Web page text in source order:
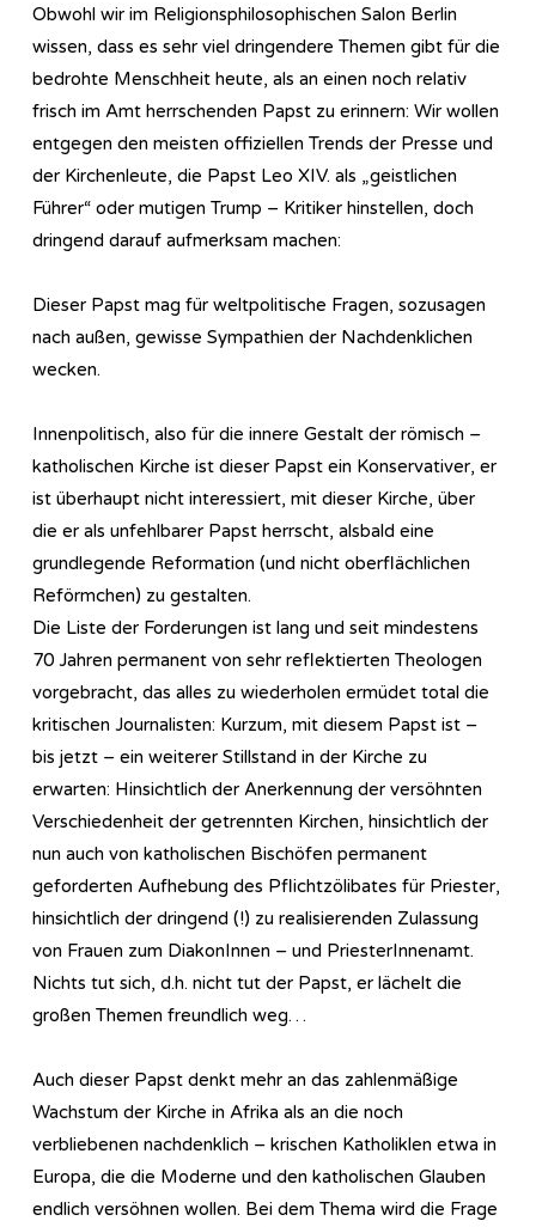
Obwohl wir im Re­li­gi­ons­phi­lo­so­phi­sch­en Salon Berlin
wissen, dass es sehr viel dringendere Themen gibt für die
bedrohte Menschheit heute, als an einen noch relativ
frisch im Amt herrschenden Papst zu erinnern: Wir wollen
entgegen den meisten offiziellen Trends der Presse und
der Kirchenleute, die Papst Leo XIV. als „geistlichen
Führer“ oder mutigen Trump – Kritiker hinstellen, doch
dringend darauf aufmerksam machen:
Dieser Papst mag für weltpolitische Fragen, sozusagen
nach außen, gewisse Sympathien der Nachdenklichen
wecken.
Innenpolitisch, also für die innere Gestalt der römisch –
katholischen Kirche ist dieser Papst ein Konservativer, er
ist überhaupt nicht interessiert, mit dieser Kirche, über
die er als unfehlbarer Papst herrscht, alsbald eine
grundlegende Reformation (und nicht oberflächlichen
Reförmchen) zu gestalten.
Die Liste der Forderungen ist lang und seit mindestens
70 Jahren permanent von sehr reflektierten Theologen
vorgebracht, das alles zu wiederholen ermüdet total die
kritischen Journalisten: Kurzum, mit diesem Papst ist –
bis jetzt – ein weiterer Stillstand in der Kirche zu
erwarten: Hinsichtlich der Anerkennung der versöhnten
Verschiedenheit der getrennten Kirchen, hinsichtlich der
nun auch von katholischen Bischöfen permanent
geforderten Aufhebung des Pflichtzölibates für Priester,
hinsichtlich der dringend (!) zu realisierenden Zulassung
von Frauen zum DiakonInnen – und PriesterInnenamt.
Nichts tut sich, d.h. nicht tut der Papst, er lächelt die
großen Themen freundlich weg…
Auch dieser Papst denkt mehr an das zahlenmäßige
Wachstum der Kirche in Afrika als an die noch
verbliebenen nachdenklich – krischen Katholiklen etwa in
Europa, die die Moderne und den katholischen Glauben
endlich versöhnen wollen. Bei dem Thema wird die Frage